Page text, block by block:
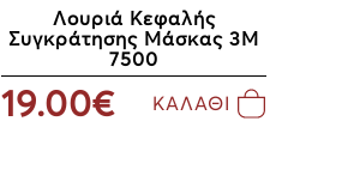
Λουριά Κεφαλής
Συγκράτησης Μάσκας 3Μ
7500
19.00€ ΚΑΛΑΘΙ